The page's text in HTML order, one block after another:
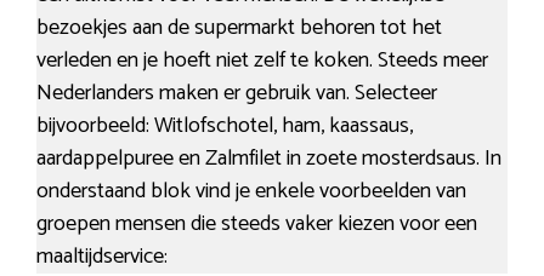
bezoekjes aan de supermarkt behoren tot het
verleden en je hoeft niet zelf te koken. Steeds meer
Nederlanders maken er gebruik van. Selecteer
bijvoorbeeld: Witlofschotel, ham, kaassaus,
aardappelpuree en Zalmfilet in zoete mosterdsaus. In
onderstaand blok vind je enkele voorbeelden van
groepen mensen die steeds vaker kiezen voor een
maaltijdservice: